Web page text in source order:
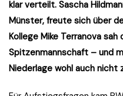
klar verteilt. Sascha
Münster, freute sich über
Kollege Mike Terranova sah
Spitzenmannschaft – und
Niederlage wohl auch nicht